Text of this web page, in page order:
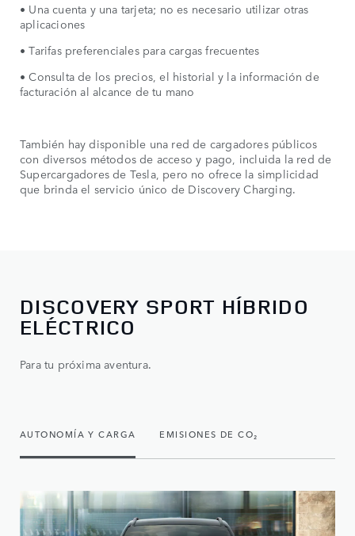
• Una cuenta y una tarjeta; no es necesario utilizar otras
aplicaciones
• Tarifas preferenciales para cargas frecuentes
• Consulta de los precios, el historial y la información de
facturación al alcance de tu mano
También hay disponible una red de cargadores públicos
con diversos métodos de acceso y pago, incluida la red de
Supercargadores de Tesla, pero no ofrece la simplicidad
que brinda el servicio único de Discovery Charging.
DISCOVERY SPORT HÍBRIDO
ELÉCTRICO
Para tu próxima aventura.
AUTONOMÍA Y CARGA EMISIONES DE CO₂